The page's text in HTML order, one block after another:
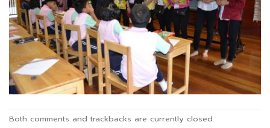
Both comments and trackbacks are currently closed.